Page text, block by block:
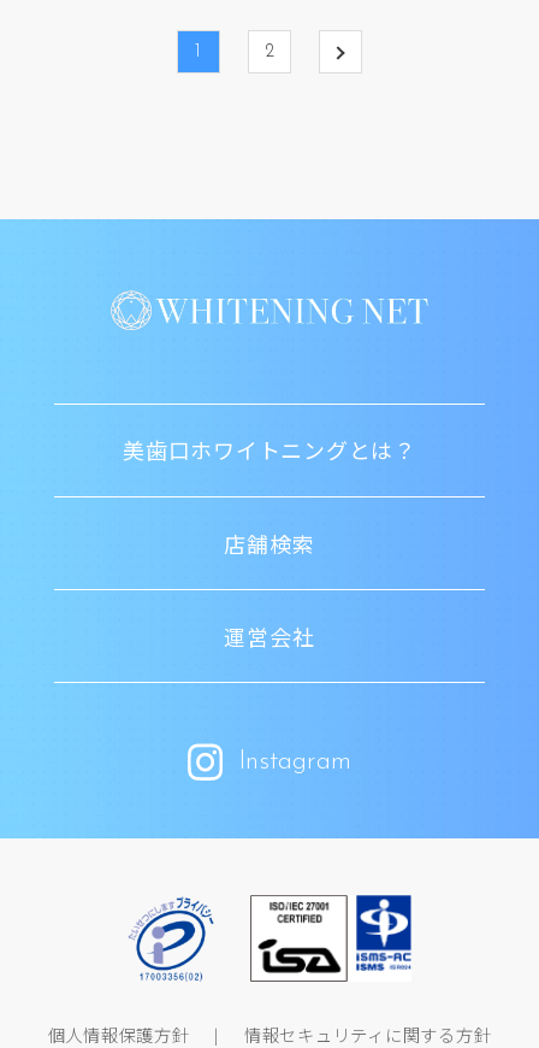
1 2
美歯口ホワイトニングとは？
店舗検索
運営会社
Instagram
個人情報保護方針 情報セキュリティに関する方針